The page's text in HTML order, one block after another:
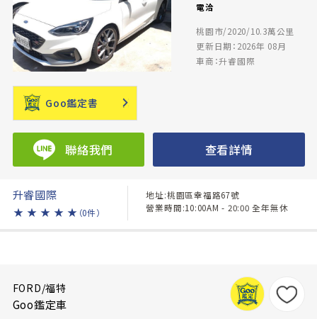
電洽
桃園市/2020/10.3萬公里
更新日期：2026年 08月
車商：升睿國際
Goo鑑定書
聯絡我們 查看詳情
升睿國際
★ ★ ★ ★ ★ （0件）
地址:桃園區幸福路67號
營業時間:10:00AM - 20:00 全年無休
FORD/福特
Goo鑑定車